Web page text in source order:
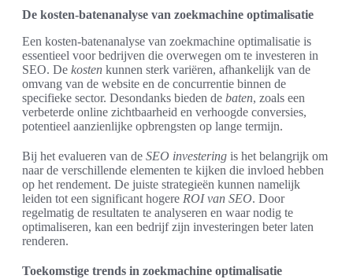
De kosten-batenanalyse van zoekmachine optimalisatie
Een kosten-batenanalyse van zoekmachine optimalisatie is
essentieel voor bedrijven die overwegen om te investeren in
SEO. De kosten kunnen sterk variëren, afhankelijk van de
omvang van de website en de concurrentie binnen de
specifieke sector. Desondanks bieden de baten, zoals een
verbeterde online zichtbaarheid en verhoogde conversies,
potentieel aanzienlijke opbrengsten op lange termijn.
Bij het evalueren van de SEO investering is het belangrijk om
naar de verschillende elementen te kijken die invloed hebben
op het rendement. De juiste strategieën kunnen namelijk
leiden tot een significant hogere ROI van SEO. Door
regelmatig de resultaten te analyseren en waar nodig te
optimaliseren, kan een bedrijf zijn investeringen beter laten
renderen.
Toekomstige trends in zoekmachine optimalisatie